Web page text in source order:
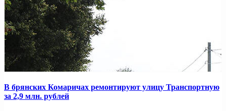
В брянских Комаричах ремонтируют улицу Транспортную
за 2,9 млн. рублей